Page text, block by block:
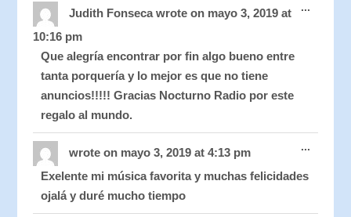
Judith Fonsecawrote on mayo 3, 2019 at
10:16 pm
Que alegría encontrar por fin algo bueno entre
tanta porquería y lo mejor es que no tiene
anuncios!!!!! Gracias Nocturno Radio por este
regalo al mundo.
...this
wrote on mayo 3, 2019 at 4:13 pm
Exelente mi música favorita y muchas felicidades
ojalá y duré mucho tiempo
...this